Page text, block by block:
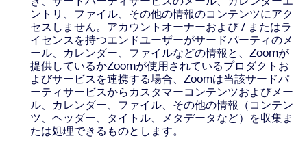
ントリ、ファイル、その他の情報のコンテンツにアク
セスしません。アカウントオーナーおよび / またはラ
イセンスを持つエンドユーザーがサードパーティのメ
ール、カレンダー、ファイルなどの情報と、Zoomが
提供しているかZoomが使用されているプロダクトお
よびサービスを連携する場合、Zoomは当該サードパ
ーティサービスからカスタマーコンテンツおよびメー
ル、カレンダー、ファイル、その他の情報（コンテン
ツ、ヘッダー、タイトル、メタデータなど）を収集ま
たは処理できるものとします。